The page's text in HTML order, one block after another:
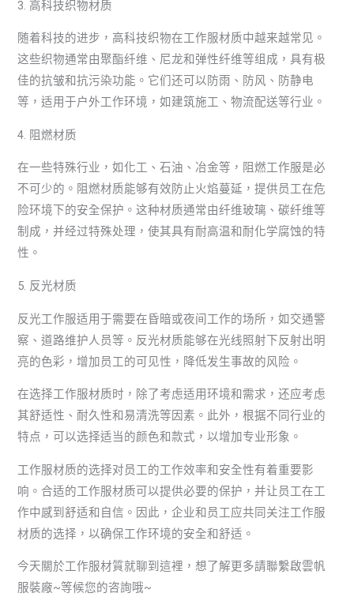
3. 高科技织物材质
随着科技的进步，高科技织物在工作服材质中越来越常见。
这些织物通常由聚酯纤维、尼龙和弹性纤维等组成，具有极
佳的抗皱和抗污染功能。它们还可以防雨、防风、防静电
等，适用于户外工作环境，如建筑施工、物流配送等行业。
4. 阻燃材质
在一些特殊行业，如化工、石油、冶金等，阻燃工作服是必
不可少的。阻燃材质能够有效防止火焰蔓延，提供员工在危
险环境下的安全保护。这种材质通常由纤维玻璃、碳纤维等
制成，并经过特殊处理，使其具有耐高温和耐化学腐蚀的特
性。
5. 反光材质
反光工作服适用于需要在昏暗或夜间工作的场所，如交通警
察、道路维护人员等。反光材质能够在光线照射下反射出明
亮的色彩，增加员工的可见性，降低发生事故的风险。
在选择工作服材质时，除了考虑适用环境和需求，还应考虑
其舒适性、耐久性和易清洗等因素。此外，根据不同行业的
特点，可以选择适当的颜色和款式，以增加专业形象。
工作服材质的选择对员工的工作效率和安全性有着重要影
响。合适的工作服材质可以提供必要的保护，并让员工在工
作中感到舒适和自信。因此，企业和员工应共同关注工作服
材质的选择，以确保工作环境的安全和舒适。
今天關於工作服材質就聊到這裡，想了解更多請聯繫啟雲帆
服裝廠~等候您的咨詢哦~